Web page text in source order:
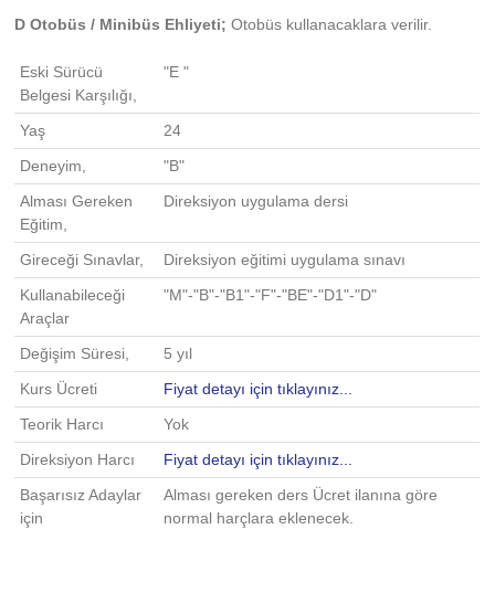
Ehliyet
ve
Özel
Direksiyon
Dersi
hizmeti
veriyoruz.
D Otobüs / Minibüs Ehliyeti; Otobüs kullanacaklara verilir.
Eski Sürücü
Belgesi Karşılığı,
"E "
Yaş
24
Deneyim,
"B"
Alması Gereken
Eğitim,
Direksiyon uygulama dersi
Gireceği Sınavlar,
Direksiyon eğitimi uygulama sınavı
Kullanabileceği
Araçlar
"M"-"B"-"B1"-"F"-"BE"-"D1"-"D"
Değişim Süresi,
5 yıl
Kurs Ücreti
Fiyat detayı için tıklayınız...
Teorik Harcı
Yok
Direksiyon Harcı
Fiyat detayı için tıklayınız...
Başarısız Adaylar
için
Alması gereken ders Ücret ilanına göre
normal harçlara eklenecek.